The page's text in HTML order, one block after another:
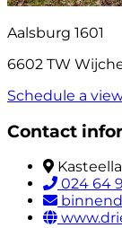
Aalsburg 1601
6602 TW
Schedule a
Contact
024 64